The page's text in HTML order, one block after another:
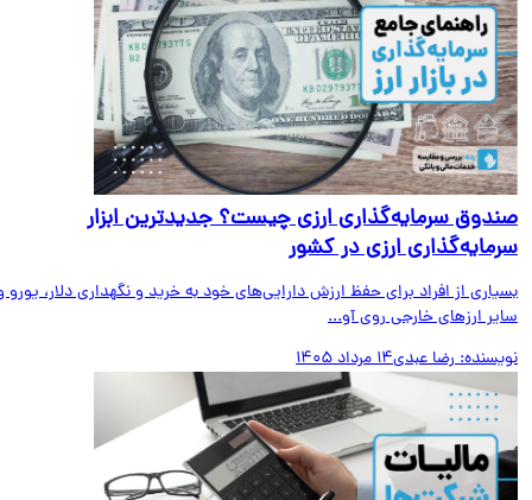
سرمایه‌گذاری ارزی چیست؟ جدیدترین ابزار
ارزی در کشور
از افراد برای حفظ ارزش دارایی‌های خود به خرید و نگهداری دلار، یورو و
ارزهای خارجی روی آو...
رضا عبدی14 مرداد 1405